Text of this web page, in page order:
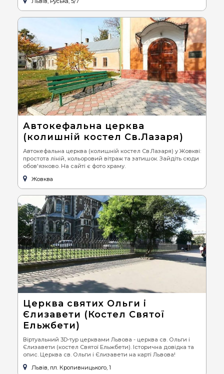
Автокефальна церква
(колишній костел Св.Лазаря)
Автокефальна церква (колишній костел Св.Лазаря) у Жовкві:
простота ліній, кольоровий вітраж та затишок. Зайдіть сюди
обов'язково. На сайті є фото храму.
Жовква
Церква святих Ольги і
Єлизавети (Костел Святої
Ельжбети)
Віртуальний 3D-тур церквами Львова - церква св. Ольги і
Єлизавети (костел Святої Ельжбети). Історична довідка та
опис. Церква св. Ольги і Єлизавети на карті Львова!
Львів, пл. Кропивницького, 1